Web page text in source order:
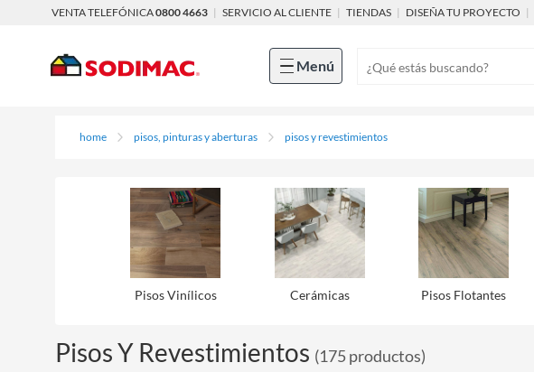
VENTA TELEFÓNICA0800 4663 | SERVICIO AL CLIENTE | TIENDAS | DISEÑA TU PROYECTO |
Menú
home pisos, pinturas y aberturas pisos y revestimientos
Pisos Viní­licos Cerámicas Pisos Flotantes
Pisos Y Revestimientos (175productos)